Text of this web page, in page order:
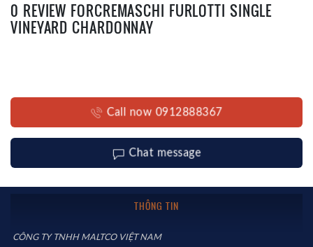
0 REVIEW FORCREMASCHI FURLOTTI SINGLE
VINEYARD CHARDONNAY
Call now 0912888367
Chat message
THÔNG TIN
CÔNG TY TNHH MALTCO VIỆT NAM